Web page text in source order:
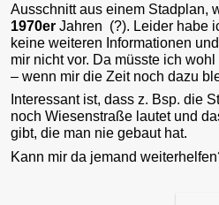
Ausschnitt aus einem Stadplan,
1970er Jahren (?). Leider habe
keine weiteren Informationen
mir nicht vor. Da müsste ich
– wenn mir die Zeit noch dazu
Interessant ist, dass z. Bsp. die
noch Wiesenstraße lautet und
gibt, die man nie gebaut hat.
Kann mir da jemand